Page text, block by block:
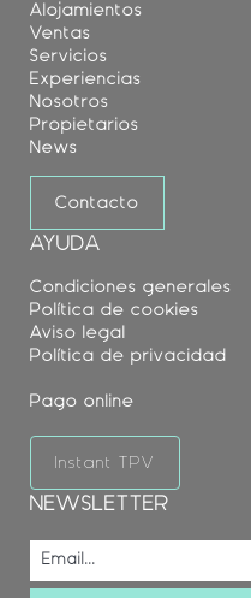
Alojamientos
Ventas
Servicios
Experiencias
Nosotros
Propietarios
News
Contacto
AYUDA
Condiciones generales
Política de cookies
Aviso legal
Política de privacidad
Pago online
Instant TPV
NEWSLETTER